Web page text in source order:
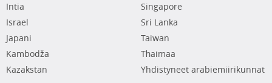
Intia
Israel
Japani
Kambodža
Kazakstan
Singapore
Sri Lanka
Taiwan
Thaimaa
Yhdistyneet arabiemiirikunnat